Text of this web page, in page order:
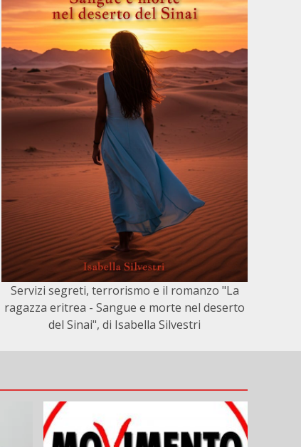
Servizi segreti, terrorismo e il romanzo "La
ragazza eritrea - Sangue e morte nel deserto
del Sinai", di Isabella Silvestri